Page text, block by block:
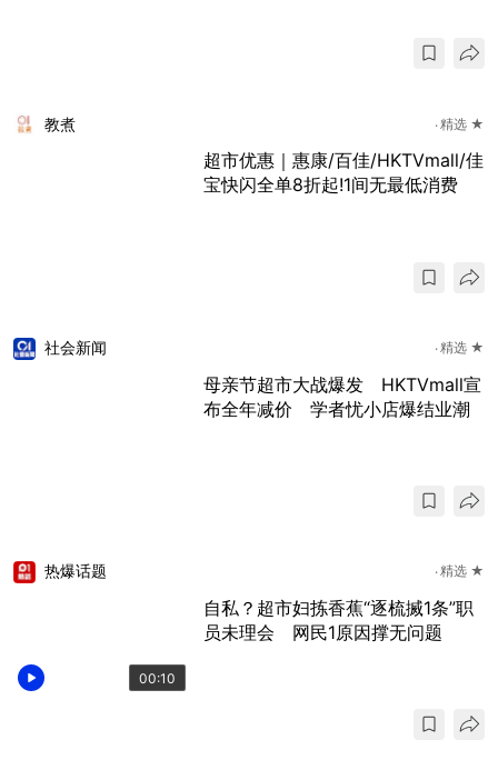
教煮 精选 ★
超市优惠｜惠康/百佳/HKTVmall/佳
宝快闪全单8折起!1间无最低消费
社会新闻 精选 ★
母亲节超市大战爆发 HKTVmall宣
布全年减价 学者忧小店爆结业潮
00:10
热爆话题 精选 ★
自私？超市妇拣香蕉“逐梳搣1条”职
员未理会 网民1原因撑无问题